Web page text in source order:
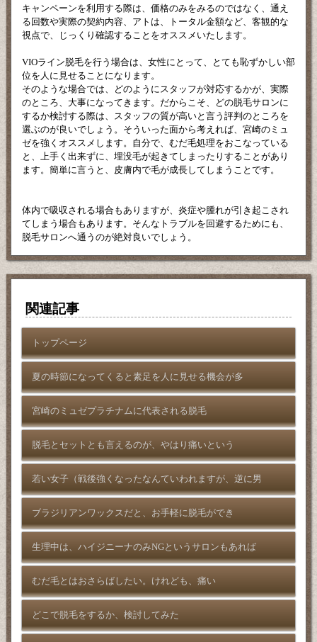
キャンペーンを利用する際は、価格のみをみるのではなく、通え
る回数や実際の契約内容、アトは、トータル金額など、客観的な
視点で、じっくり確認することをオススメいたします。
VIOライン脱毛を行う場合は、女性にとって、とても恥ずかしい部
位を人に見せることになります。
そのような場合では、どのようにスタッフが対応するかが、実際
のところ、大事になってきます。だからこそ、どの脱毛サロンに
するか検討する際は、スタッフの質が高いと言う評判のところを
選ぶのが良いでしょう。そういった面から考えれば、宮崎のミュ
ゼを強くオススメします。自分で、むだ毛処理をおこなっている
と、上手く出来ずに、埋没毛が起きてしまったりすることがあり
ます。簡単に言うと、皮膚内で毛が成長してしまうことです。
体内で吸収される場合もありますが、炎症や腫れが引き起こされ
てしまう場合もあります。そんなトラブルを回避するためにも、
脱毛サロンへ通うのが絶対良いでしょう。
関連記事
トップページ
夏の時節になってくると素足を人に見せる機会が多
宮崎のミュゼプラチナムに代表される脱毛
脱毛とセットとも言えるのが、やはり痛いという
若い女子（戦後強くなったなんていわれますが、逆に男
ブラジリアンワックスだと、お手軽に脱毛ができ
生理中は、ハイジニーナのみNGというサロンもあれば
むだ毛とはおさらばしたい。けれども、痛い
どこで脱毛をするか、検討してみた